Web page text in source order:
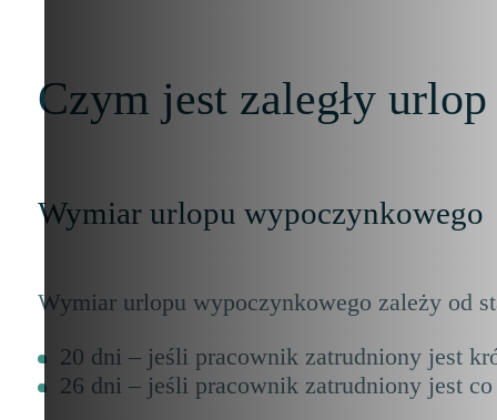
Czym jest zaległy
Wymiar urlopu wypoczynkowego
Wymiar urlopu wypoczynkowego zależy od
20 dni – jeśli pracownik zatrudniony jest
26 dni – jeśli pracownik zatrudniony jest